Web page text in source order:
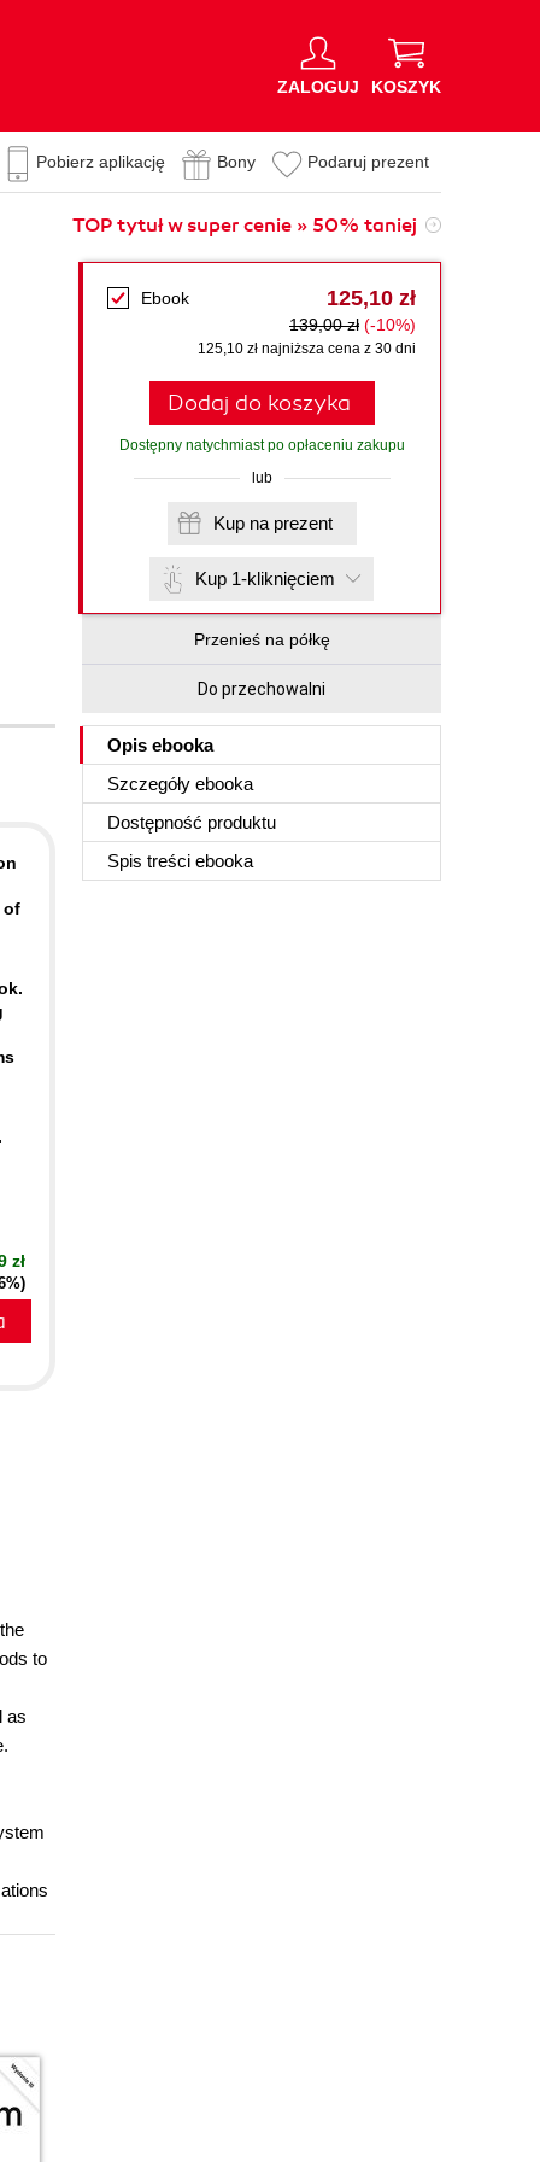
ZALOGUJ KOSZYK
Pobierz aplikację Bony Podaruj prezent
TOP tytuł w super cenie » 50% taniej
Ebook 125,10 zł
139,00 zł (-10%)
125,10 zł najniższa cena z 30 dni
Dodaj do koszyka
Dostępny natychmiast po opłaceniu zakupu
lub
Kup na prezent
Kup 1-kliknięciem
Przenieś na półkę
Do przechowalni
Opis ebooka
Szczegóły ebooka
Dostępność produktu
Spis treści ebooka
of
zł
to
as